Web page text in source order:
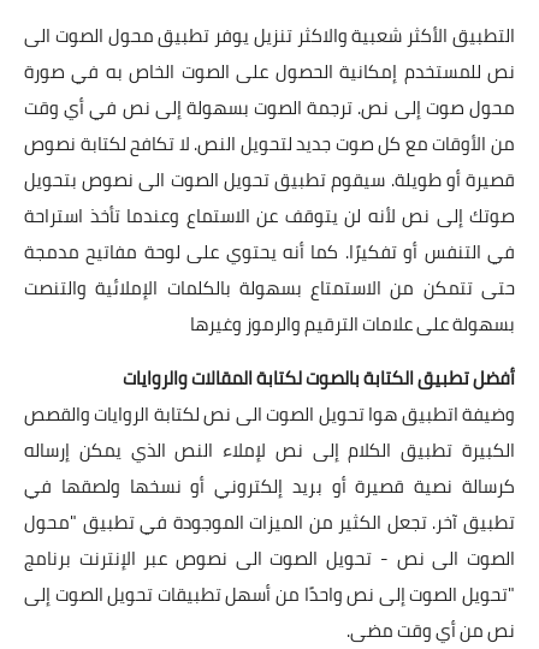
التطبيق الأكثر شعبية والاكثر تنزيل يوفر تطبيق محول الصوت الى
نص للمستخدم إمكانية الحصول على الصوت الخاص به في صورة
محول صوت إلى نص. ترجمة الصوت بسهولة إلى نص في أي وقت
من الأوقات مع كل صوت جديد لتحويل النص. لا تكافح لكتابة نصوص
قصيرة أو طويلة. سيقوم تطبيق تحويل الصوت الى نصوص بتحويل
صوتك إلى نص لأنه لن يتوقف عن الاستماع وعندما تأخذ استراحة
في التنفس أو تفكيرًا. كما أنه يحتوي على لوحة مفاتيح مدمجة
حتى تتمكن من الاستمتاع بسهولة بالكلمات الإملائية والتنصت
بسهولة على علامات الترقيم والرموز وغيرها
أفضل تطبيق الكتابة بالصوت لكتابة المقالات والروايات
وضيفة اتطبيق هوا تحويل الصوت الى نص لكتابة الروايات والقصص
الكبيرة تطبيق الكلام إلى نص لإملاء النص الذي يمكن إرساله
كرسالة نصية قصيرة أو بريد إلكتروني أو نسخها ولصقها في
تطبيق آخر. تجعل الكثير من الميزات الموجودة في تطبيق "محول
الصوت الى نص - تحويل الصوت الى نصوص عبر الإنترنت برنامج
"تحويل الصوت إلى نص واحدًا من أسهل تطبيقات تحويل الصوت إلى
نص من أي وقت مضى.